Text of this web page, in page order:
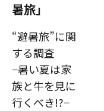
暑旅」
“避暑旅”に関
する調査
−暑い夏は家
族と牛を見に
行くべき!?−